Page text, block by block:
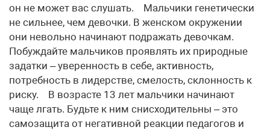
он не может вас слушать. Мальчики генетически
не сильнее, чем девочки. В женском окружении
они невольно начинают подражать девочкам.
Побуждайте мальчиков проявлять их природные
задатки – уверенность в себе, активность,
потребность в лидерстве, смелость, склонность к
риску. В возрасте 13 лет мальчики начинают
чаще лгать. Будьте к ним снисходительны – это
самозащита от негативной реакции педагогов и